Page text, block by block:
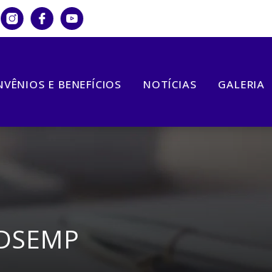
E BENEFÍCIOS NOTÍCIAS GALERIA